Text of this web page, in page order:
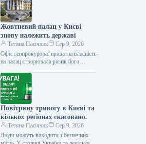
Жовтневий палац у Києві
знову належить державі
Тетяна Пасічник
Сер 9, 2026
Офіс генпрокурора: приватна власність
на палац створювала ризик його
Києва задовольнив позов прокуратури
та ухвалив повернути…
Повітряну тривогу в Києві та
кількох регіонах скасовано.
Тетяна Пасічник
Сер 9, 2026
Люди можуть виходити з безпечних